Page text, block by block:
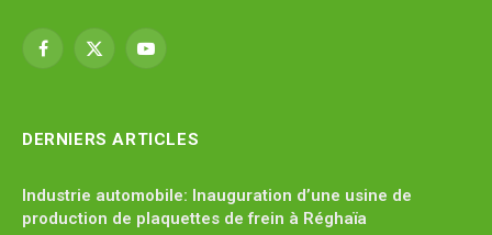
Facebook
X
YouTube
DERNIERS ARTICLES
Industrie automobile: Inauguration d’une usine de
production de plaquettes de frein à Réghaïa